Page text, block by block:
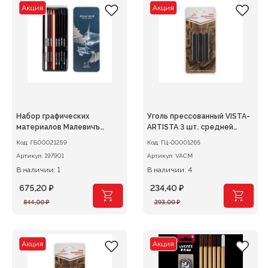
Акция
Набор графических
материалов Малевичъ
Graf`Art 8шт
Код: ГБ00021259
Артикул: 197901
В наличии: 1
844,00₽
Первоначальная
844,00 ₽.
675,20 ₽
Текущая
Акция
Уголь прессованный VISTA-
ARTISTA 3 шт. средней
Код: ГЦ-00001265
Артикул: VACM
В наличии: 4
293,00₽
Первоначальная
293,00 ₽.
234,40 ₽
Текущая
Акция Акция